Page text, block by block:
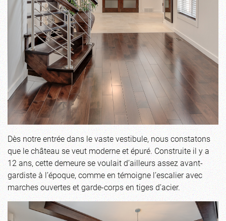
Dès notre entrée dans le vaste vestibule, nous constatons
que le château se veut moderne et épuré. Construite il y a
12 ans, cette demeure se voulait d’ailleurs assez avant-
gardiste à l’époque, comme en témoigne l’escalier avec
marches ouvertes et garde-corps en tiges d’acier.